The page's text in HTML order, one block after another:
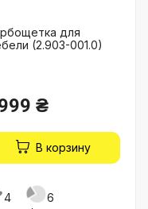
для
(2.903-001.0)
₴
В корзину
4 6